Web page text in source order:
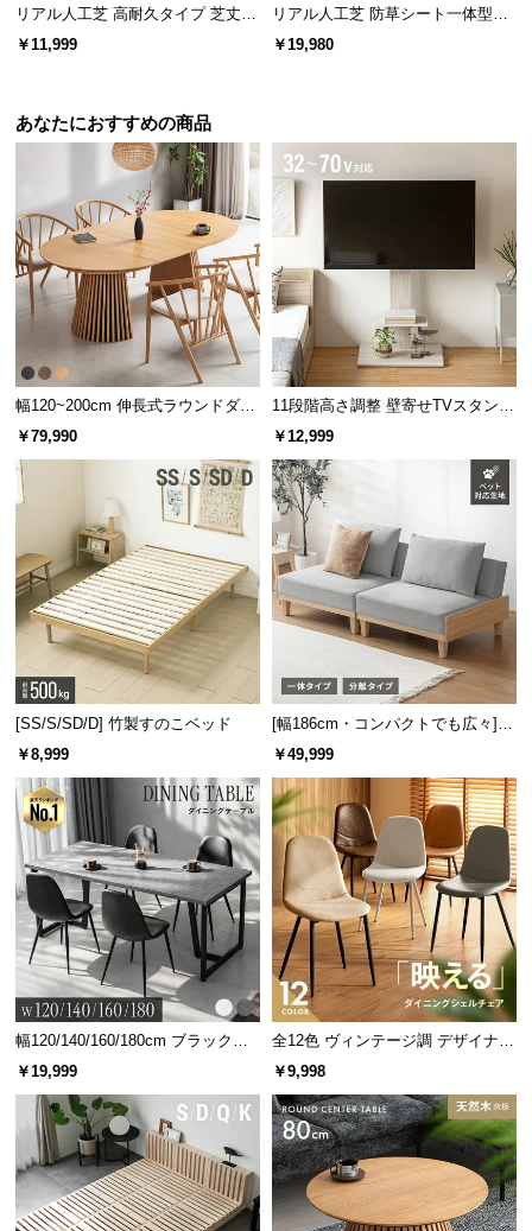
リアル人工芝 高耐久タイプ 芝丈35
mm 2×5m（自然な見た目を追求・
U字ピン付属）
￥11,999
リアル人工芝 防草シート一体型タ
イプ 芝丈35mm 2×10m（自然な見
た目追求・U字ピン付）
￥19,980
あなたにおすすめの商品
幅120~200cm 伸長式ラウンドダイ
ニングテーブル 6人掛け 天然木突
￥79,990
11段階高さ調整 壁寄せTVスタンド
キャスター付き 上下左右角度調節
￥12,999
[SS/S/SD/D] 竹製すのこベッド
￥8,999
[幅186cm・コンパクトでも広々] 3
人掛けソファベッド リクライニン
￥49,999
幅120/140/160/180cm ブラックフ
レーム ダイニング 大理石調 4人掛
￥19,999
全12色 ヴィンテージ調 デザイナー
ズシェルチェア
￥9,998